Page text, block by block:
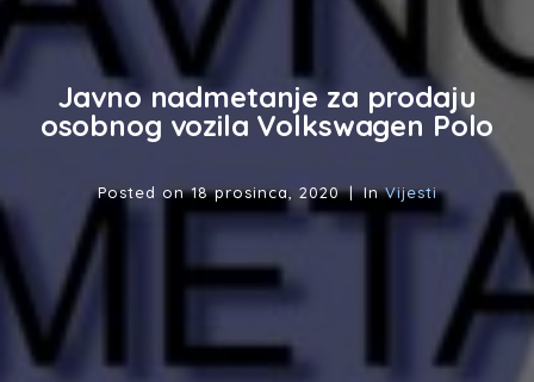
Javno nadmetanje za prodaju
osobnog vozila Volkswagen Polo
Posted on18 prosinca, 2020 InVijesti